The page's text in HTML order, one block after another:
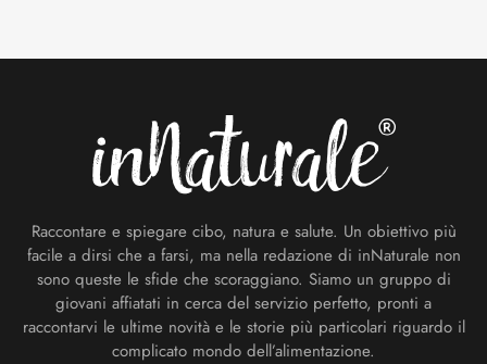
Raccontare e spiegare cibo, natura e salute. Un obiettivo più
facile a dirsi che a farsi, ma nella redazione di inNaturale non
sono queste le sfide che scoraggiano. Siamo un gruppo di
giovani affiatati in cerca del servizio perfetto, pronti a
raccontarvi le ultime novità e le storie più particolari riguardo il
complicato mondo dell’alimentazione.